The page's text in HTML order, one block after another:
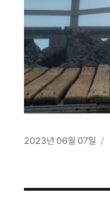
작
2023년 06월 07일